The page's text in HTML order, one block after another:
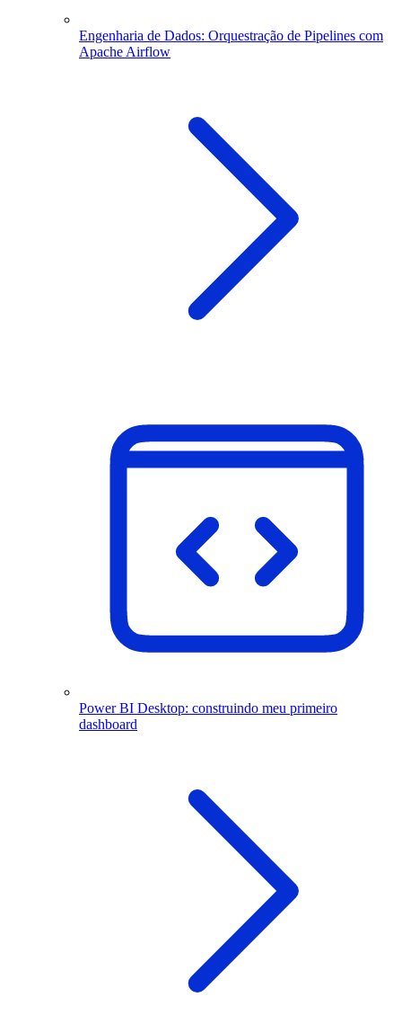
Engenharia de Dados: Orquestração de Pipelines com
Apache Airflow
Power BI Desktop: construindo meu primeiro
dashboard